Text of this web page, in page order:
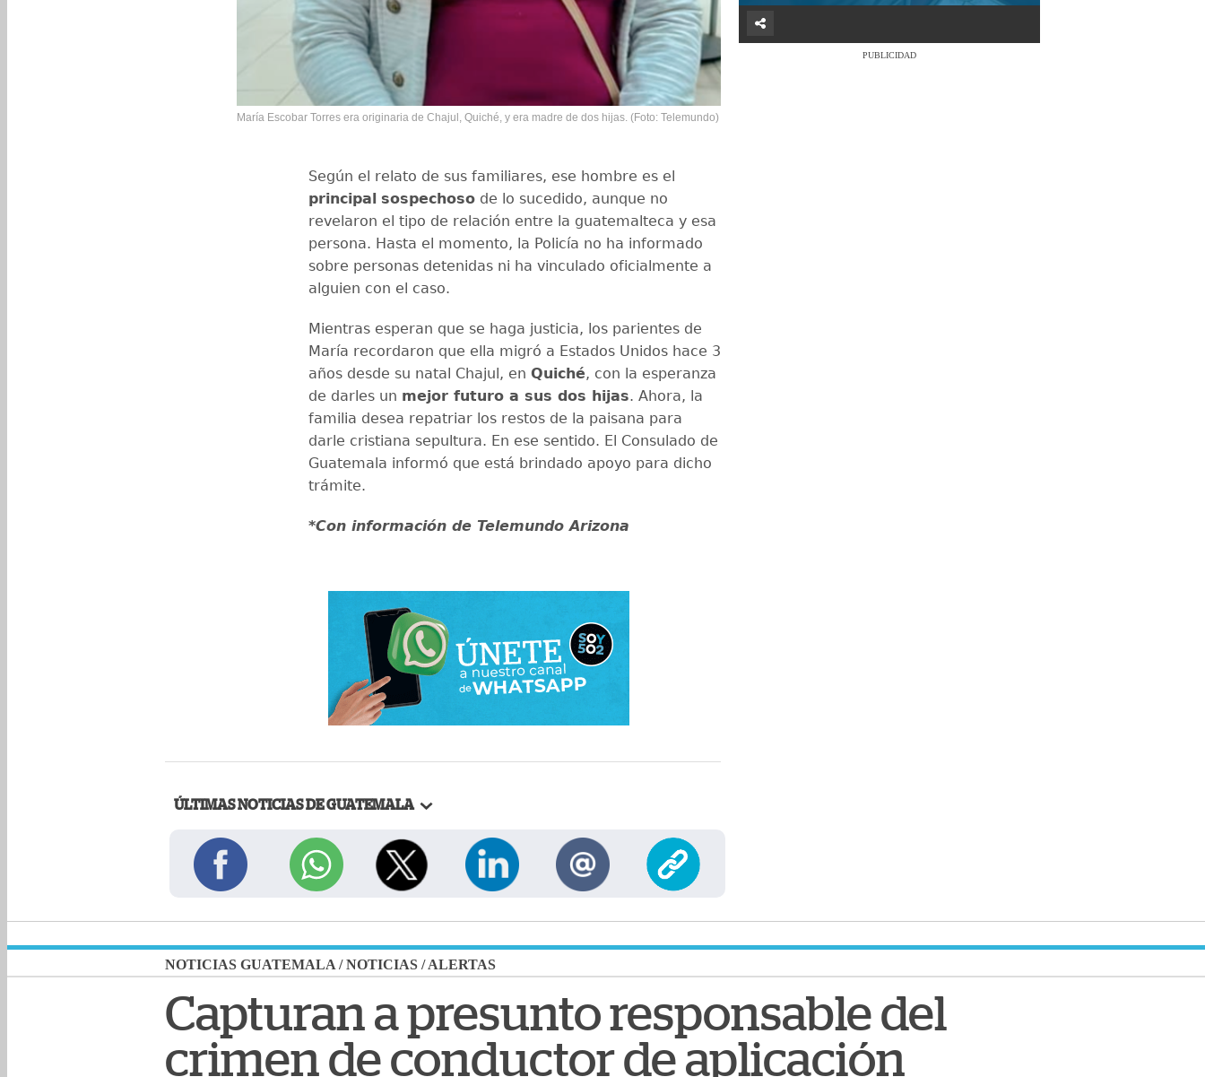
María Escobar Torres era originaria de Chajul, Quiché, y era madre de dos hijas. (Foto: Telemundo)
Según el relato de sus familiares, ese hombre es el
principal sospechoso de lo sucedido, aunque no
revelaron el tipo de relación entre la guatemalteca y esa
persona. Hasta el momento, la Policía no ha informado
sobre personas detenidas ni ha vinculado oficialmente a
alguien con el caso.
Mientras esperan que se haga justicia, los parientes de
María recordaron que ella migró a Estados Unidos hace 3
años desde su natal Chajul, en Quiché, con la esperanza
de darles un mejor futuro a sus dos hijas. Ahora, la
familia desea repatriar los restos de la paisana para
darle cristiana sepultura. En ese sentido. El Consulado de
Guatemala informó que está brindado apoyo para dicho
trámite.
*Con información de Telemundo Arizona
ÚLTIMAS NOTICIAS DE GUATEMALA
PUBLICIDAD
NOTICIAS GUATEMALA /NOTICIAS /ALERTAS
Capturan a presunto responsable del
crimen de conductor de aplicación